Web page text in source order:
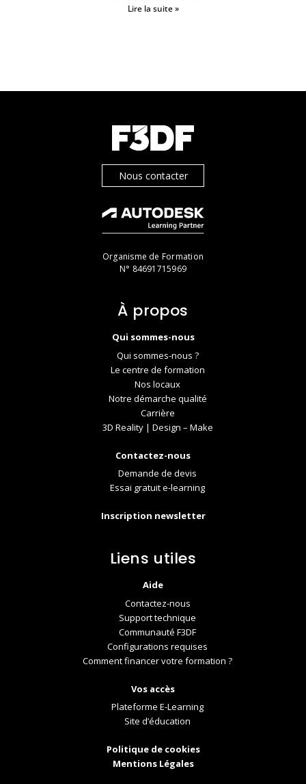
Lire la suite »
Nous contacter
Organisme de Formation
N° 84691715969
À propos
Qui sommes-nous
Qui sommes-nous ?
Le centre de formation
Nos locaux
Notre démarche qualité
Carrière
3D Reality | Design – Make
Contactez-nous
Demande de devis
Essai gratuit e-learning
Inscription newsletter
Liens utiles
Aide
Contactez-nous
Support technique
Communauté F3DF
Configurations requises
Comment financer votre formation ?
Vos accès
Plateforme E-Learning
Site d’éducation
Politique de cookies
Mentions Légales